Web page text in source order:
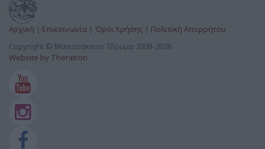
Άγιοι Απόστολοι Κουκουνάρας
Άγιοι Απόστολοι Σουληνάρι
Άγιοι Απόστολοι Χανδρινού
Άγιοι Θεόδωροι Χανδρινού
Άγιοι Κωνσταντίνος & Ελένη Ενοριακός Ναός Στενωσιάς
Αγίοι Κωνσταντίνος & Ελένη Κουκουνάρας
Αρχική | Επικοινωνία | Όροι Χρήσης | Πολιτική Απορρήτου
Copyright © Μανιατάκειον Ίδρυμα 2008-2026
Website by Theratron